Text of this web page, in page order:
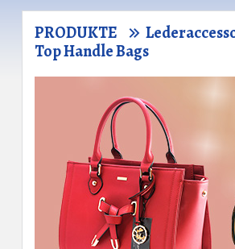
PRODUKTE
Top Handle Bags